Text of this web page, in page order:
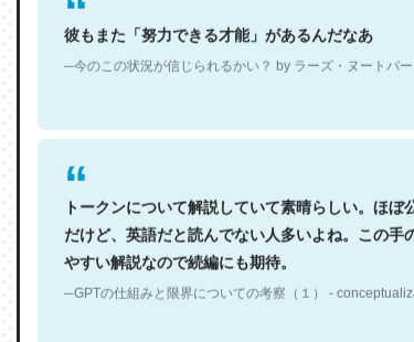
彼もまた「努力できる才能」があるんだなあ
─今のこの状況が信じられるかい？ by ラーズ・ヌートバー
トークンについて解説していて素晴らしい。ほぼ
だけど、英語だと読んでない人多いよね。この
やすい解説なので続編にも期待。
─GPTの仕組みと限界についての考察（１） -